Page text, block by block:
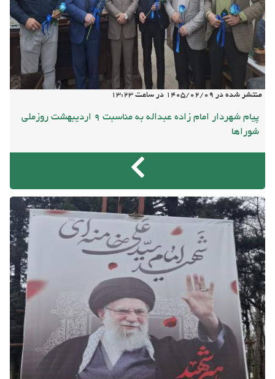
منتشر شده در 1405/02/09 در ساعت 13:23
پیام شهردار امام زاده عبداله به مناسبت 9 اردیبهشت روزملی
شوراها